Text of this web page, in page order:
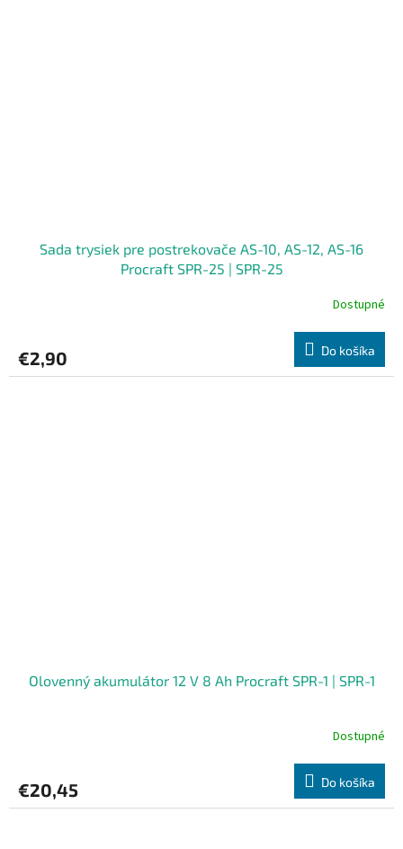
Sada trysiek pre postrekovače AS-10, AS-12, AS-16
Procraft SPR-25 | SPR-25
Dostupné
€2,90 Do košíka
Olovenný akumulátor 12 V 8 Ah Procraft SPR-1 | SPR-1
Dostupné
€20,45 Do košíka